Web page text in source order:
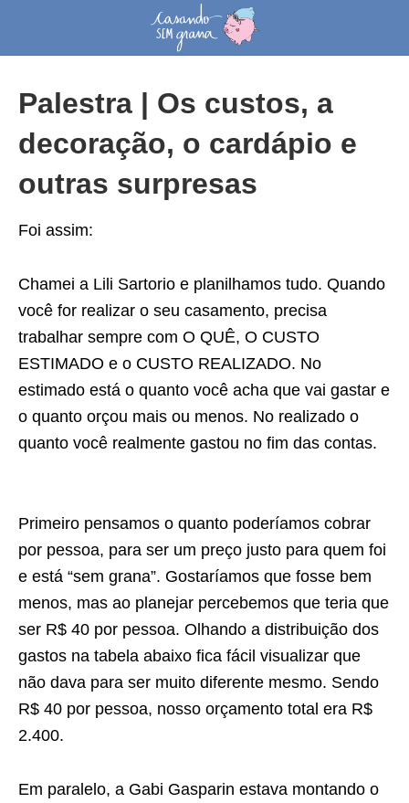
Palestra | Os custos, a
decoração, o cardápio e
outras surpresas
Foi assim:
Chamei a Lili Sartorio e planilhamos tudo. Quando
você for realizar o seu casamento, precisa
trabalhar sempre com O QUÊ, O CUSTO
ESTIMADO e o CUSTO REALIZADO. No
estimado está o quanto você acha que vai gastar e
o quanto orçou mais ou menos. No realizado o
quanto você realmente gastou no fim das contas.
Primeiro pensamos o quanto poderíamos cobrar
por pessoa, para ser um preço justo para quem foi
e está “sem grana”. Gostaríamos que fosse bem
menos, mas ao planejar percebemos que teria que
ser R$ 40 por pessoa. Olhando a distribuição dos
gastos na tabela abaixo fica fácil visualizar que
não dava para ser muito diferente mesmo. Sendo
R$ 40 por pessoa, nosso orçamento total era R$
2.400.
Em paralelo, a Gabi Gasparin estava montando o